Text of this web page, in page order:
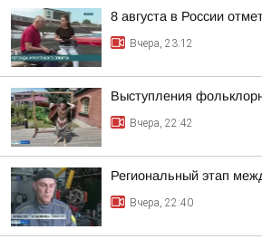
8 августа в России
Вчера, 23:12
Выступления
Вчера, 22:42
Региональный этап
Вчера, 22:40